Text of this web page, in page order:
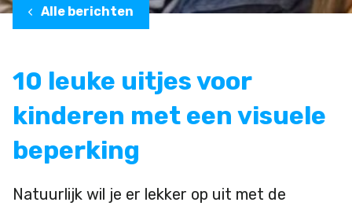
Alle berichten
10 leuke uitjes voor
kinderen met een visuele
beperking
Natuurlijk wil je er lekker op uit met de